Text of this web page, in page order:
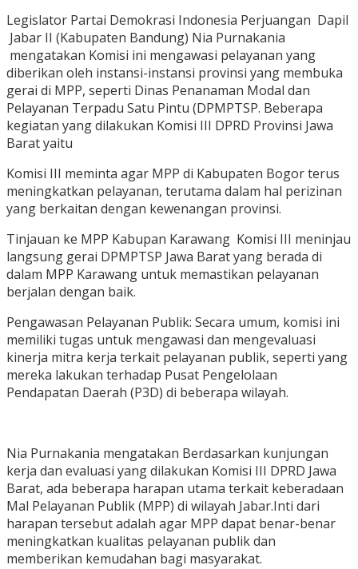
Legislator Partai Demokrasi Indonesia Perjuangan Dapil
Jabar II (Kabupaten Bandung) Nia Purnakania
mengatakan Komisi ini mengawasi pelayanan yang
diberikan oleh instansi-instansi provinsi yang membuka
gerai di MPP, seperti Dinas Penanaman Modal dan
Pelayanan Terpadu Satu Pintu (DPMPTSP. Beberapa
kegiatan yang dilakukan Komisi III DPRD Provinsi Jawa
Barat yaitu
Komisi III meminta agar MPP di Kabupaten Bogor terus
meningkatkan pelayanan, terutama dalam hal perizinan
yang berkaitan dengan kewenangan provinsi.
Tinjauan ke MPP Kabupan Karawang Komisi III meninjau
langsung gerai DPMPTSP Jawa Barat yang berada di
dalam MPP Karawang untuk memastikan pelayanan
berjalan dengan baik.
Pengawasan Pelayanan Publik: Secara umum, komisi ini
memiliki tugas untuk mengawasi dan mengevaluasi
kinerja mitra kerja terkait pelayanan publik, seperti yang
mereka lakukan terhadap Pusat Pengelolaan
Pendapatan Daerah (P3D) di beberapa wilayah.
Nia Purnakania mengatakan Berdasarkan kunjungan
kerja dan evaluasi yang dilakukan Komisi III DPRD Jawa
Barat, ada beberapa harapan utama terkait keberadaan
Mal Pelayanan Publik (MPP) di wilayah Jabar.Inti dari
harapan tersebut adalah agar MPP dapat benar-benar
meningkatkan kualitas pelayanan publik dan
memberikan kemudahan bagi masyarakat.